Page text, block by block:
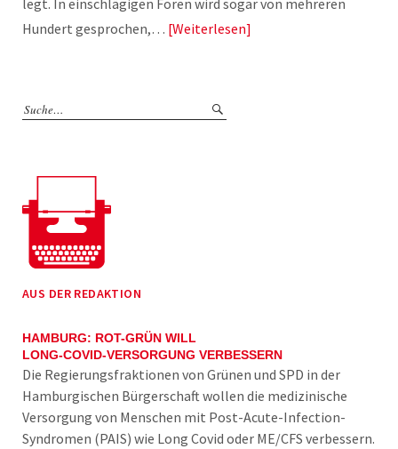
Hundert gesprochen,… Weiterlesen
AUS DER REDAKTION
HAMBURG: ROT-GRÜN WILL
LONG-COVID-VERSORGUNG VERBESSERN
Die Regierungsfraktionen von Grünen und SPD in der
Hamburgischen Bürgerschaft wollen die medizinische
Versorgung von Menschen mit Post-Acute-Infection-
Syndromen (PAIS) wie Long Covid oder ME/CFS verbessern.